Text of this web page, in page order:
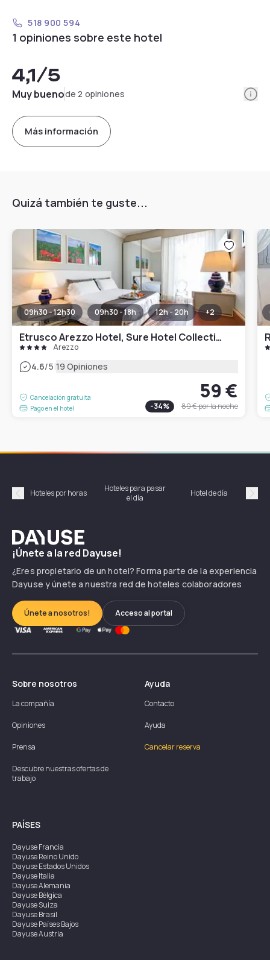
518 900 594
1 opiniones sobre este hotel
4,1/5
Muy buenode 2 opiniones
Más información
Quizá también te guste...
09h30 - 12h30 09h30 - 18h 12h - 20h +2
Etrusco Arezzo Hotel, Sure Hotel Collection by Best Western
Arezzo
4.6/5|19 Opiniones
Cancelación gratuita
Pago en el hotel
59 €
-34% 89 €por la noche
Précédent
Hoteles por horas
Hoteles para pasar
el día
Hotel de día
Dayuse
¡Únete a la red Dayuse!
¿Eres propietario de un hotel? Forma parte de la experiencia
Dayuse y únete a nuestra red de hoteles colaboradores
Únete a nosotros! Acceso al portal
Sobre nosotros
La compañía
Opiniones
Prensa
Descubre nuestras ofertas de
trabajo
Ayuda
Contacto
Ayuda
Cancelar reserva
PAÍSES
DayuseFrancia
DayuseReino Unido
DayuseEstados Unidos
DayuseItalia
DayuseAlemania
DayuseBélgica
DayuseSuiza
DayuseBrasil
DayusePaíses Bajos
DayuseAustria